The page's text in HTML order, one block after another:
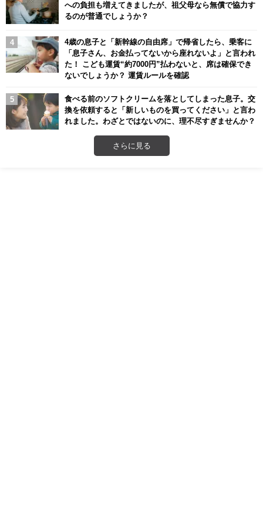
への負担も増えてきましたが、祖父母なら無償で協力す
るのが普通でしょうか？
4歳の息子と「新幹線の自由席」で帰省したら、乗客に
「息子さん、お金払ってないから座れないよ」と言われ
た！ こども運賃“約7000円”払わないと、席は確保でき
ないでしょうか？ 運賃ルールを確認
食べる前のソフトクリームを落としてしまった息子。交
換を依頼すると「新しいものを買ってください」と言わ
れました。わざとではないのに、理不尽すぎませんか？
さらに見る